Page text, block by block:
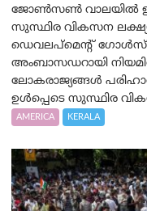
ജോൺസൺ വാലയിൽ
സുസ്ഥിര വികസന
ഡെവലപ്‌മെന്റ് ഗോൾസ്
അംബാസഡറായി
ലോകരാജ്യങ്ങൾ
ഉൾപ്പെടെ സുസ്ഥിര
AMERICA KERALA